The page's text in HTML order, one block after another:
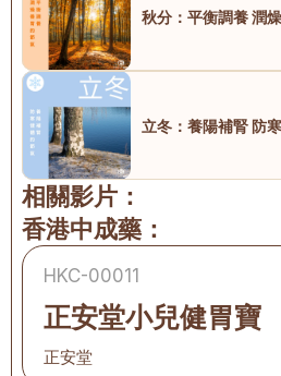
秋分：平衡調養 潤
立冬：養陽補腎 防
相關影片：
香港中成藥：
HKC-00011
正安堂小兒健胃寶
正安堂